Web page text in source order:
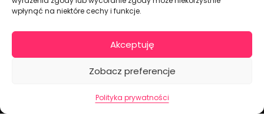
wpłynąć na niektóre cechy i funkcje.
Akceptuję
Zobacz preferencje
Polityka prywatności
ul. Modularna 12, 02-238 Warszawa
Giełda Spożywcza Okęcie Pawilon 403
Pon.-Pt.: 07:00 - 14:30
NIP: PL7970009100